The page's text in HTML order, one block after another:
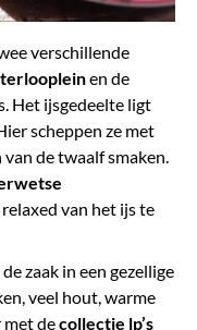
verschillende
en de
Het ijsgedeelte ligt
scheppen ze met
de twaalf smaken.
van het ijs te
zaak in een gezellige
veel hout, warme
met decollectie lp’s